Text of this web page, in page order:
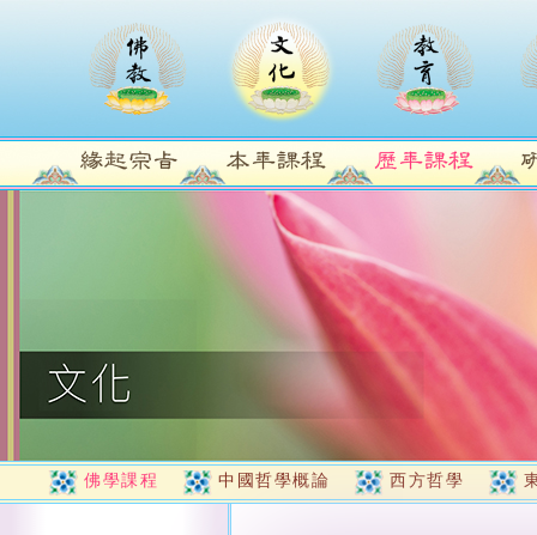
佛學課程 中國哲學概論 西方哲學